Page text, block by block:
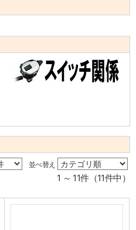
並べ替え
1 ～ 11件（11件中）